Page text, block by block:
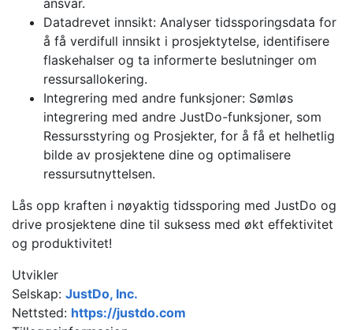
Datadrevet innsikt: Analyser tidssporingsdata for
å få verdifull innsikt i prosjektytelse, identifisere
flaskehalser og ta informerte beslutninger om
ressursallokering.
Integrering med andre funksjoner: Sømløs
integrering med andre JustDo-funksjoner, som
Ressursstyring og Prosjekter, for å få et helhetlig
bilde av prosjektene dine og optimalisere
ressursutnyttelsen.
Lås opp kraften i nøyaktig tidssporing med JustDo og
drive prosjektene dine til suksess med økt effektivitet
og produktivitet!
Utvikler
Selskap: JustDo, Inc.
Nettsted: https://justdo.com